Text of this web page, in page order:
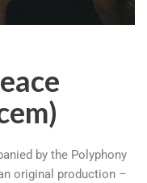
by the Polyphony
original production –